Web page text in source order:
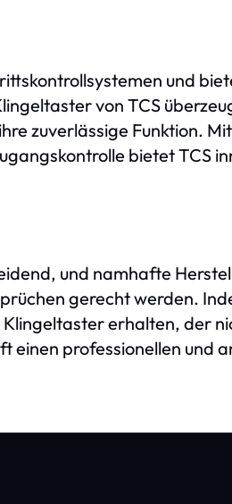
und
von TCS
zuverlässige Funktion.
bietet TCS
und namhafte
gerecht werden.
Klingeltaster erhalten, der
einen professionellen und